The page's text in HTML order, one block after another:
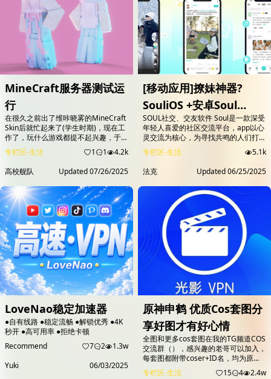
MineCraft服务器测试运
行
在很久之前出了维咔晓雾的MineCraft
Skin后就忙起来了(学生时期)，现在工
作了，玩什么游戏都提不起兴趣，于是
打算重启MC服务器重启养老计划，目
前基于远古时期写的API接口拿出来用
当白名单放行来用，开放给咔友们一起
玩。 网页是刚写的，客户端自己随便
拿一个1.21.6版本就能用。
mc.ovofish.com 服务器开启了正版验
证，也开启了白名单 需要用户注册，
然后在侧边栏的游...
专栏区-生活 1 1
4.2k
高校舰队
Updated07/26/2025
[移动应用]撩妹神器?
SouliOS +安卓Soul
v5.74.1免礼物私聊去更新
SOUL社交、交友软件 Soul是一款深受
年轻人喜爱的社区交流平台，app以心
灵交流为核心，为寻找共鸣的人们打造
一个自由表达的空间。这款应用让用户
能够跨越地域、年龄、性别等界限，与
志同道合的人建立深厚的联系。在这
里，你可以分享自己的生活点滴，倾诉
内心的烦恼，也可以找到懂你的人，分
享彼此的喜怒哀乐。 Soul致力于打造
一个纯净的社交环境，让用户能够在这
里找到真正的朋友。Soul国际版通过
专栏区-生活
5.1k
法克
Updated06/25/2025
LoveNao稳定加速器
●自有线路 ●稳定流畅 ●解锁优秀 ●4K
秒开 ●高可用率 ●拒绝卡顿
Recommend
7 2
1.3w
Yuki
06/03/2025
原神申鹤 优质Cos套图分
享好图才有好心情
全图和更多cos套图在我的TG频道COS
交流群（），感兴趣的老哥可以加入，
每套图都附带coser+ID名，均为原
图，可提供网盘。...
专栏区-生活 15 4
2.4w